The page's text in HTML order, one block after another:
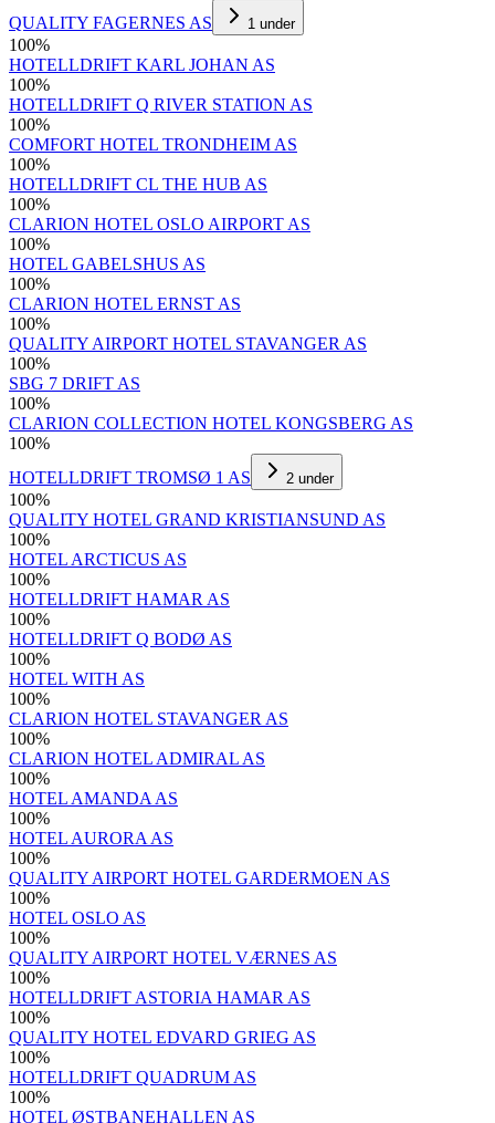
QUALITY FAGERNES AS
1 under
100%
HOTELLDRIFT KARL JOHAN AS
100%
HOTELLDRIFT Q RIVER STATION AS
100%
COMFORT HOTEL TRONDHEIM AS
100%
HOTELLDRIFT CL THE HUB AS
100%
CLARION HOTEL OSLO AIRPORT AS
100%
HOTEL GABELSHUS AS
100%
CLARION HOTEL ERNST AS
100%
QUALITY AIRPORT HOTEL STAVANGER AS
100%
SBG 7 DRIFT AS
100%
CLARION COLLECTION HOTEL KONGSBERG AS
100%
HOTELLDRIFT TROMSØ 1 AS
2 under
100%
QUALITY HOTEL GRAND KRISTIANSUND AS
100%
HOTEL ARCTICUS AS
100%
HOTELLDRIFT HAMAR AS
100%
HOTELLDRIFT Q BODØ AS
100%
HOTEL WITH AS
100%
CLARION HOTEL STAVANGER AS
100%
CLARION HOTEL ADMIRAL AS
100%
HOTEL AMANDA AS
100%
HOTEL AURORA AS
100%
QUALITY AIRPORT HOTEL GARDERMOEN AS
100%
HOTEL OSLO AS
100%
QUALITY AIRPORT HOTEL VÆRNES AS
100%
HOTELLDRIFT ASTORIA HAMAR AS
100%
QUALITY HOTEL EDVARD GRIEG AS
100%
HOTELLDRIFT QUADRUM AS
100%
HOTEL ØSTBANEHALLEN AS